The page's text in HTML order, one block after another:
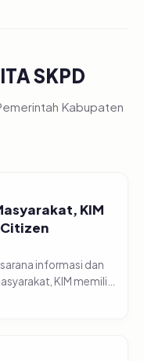
SKPD
Kabupaten
KIM
informasi dan
KIM memiliki
dalam